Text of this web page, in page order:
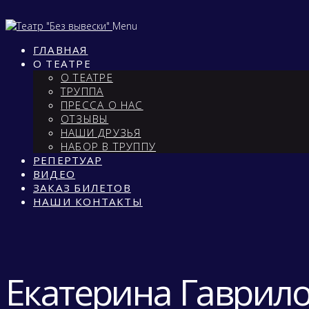
Menu
ГЛАВНАЯ
О ТЕАТРЕ
О ТЕАТРЕ
ТРУППА
ПРЕССА О НАС
ОТЗЫВЫ
НАШИ ДРУЗЬЯ
НАБОР В ТРУППУ
РЕПЕРТУАР
ВИДЕО
ЗАКАЗ БИЛЕТОВ
НАШИ КОНТАКТЫ
Екатерина